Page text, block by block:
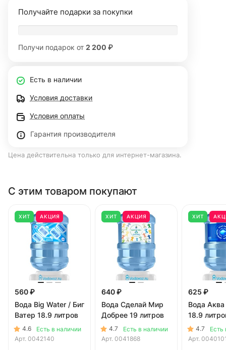
Получайте подарки за покупки
Получи подарок от 2 200 ₽
Есть в наличии
Условия доставки
Условия оплаты
Гарантия производителя
Цена действительна только для интернет-магазина.
С этим товаром покупают
ХИТ АКЦИЯ
560 ₽
Вода Big Water / Биг
Ватер 18.9 литров
4.6
Есть в наличии
Арт. 0042140
ХИТ АКЦИЯ
640 ₽
Вода Сделай Мир
Добрее 19 литров
4.7
Есть в наличии
Арт. 0041868
ХИТ
625 ₽
Вода
18.9
4.7
Есть
Арт.